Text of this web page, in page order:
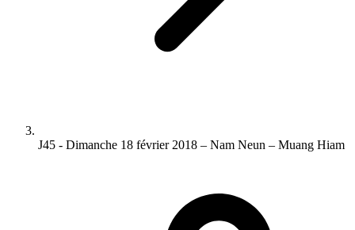
J45 - Dimanche 18 février 2018 – Nam Neun – Muang Hiam